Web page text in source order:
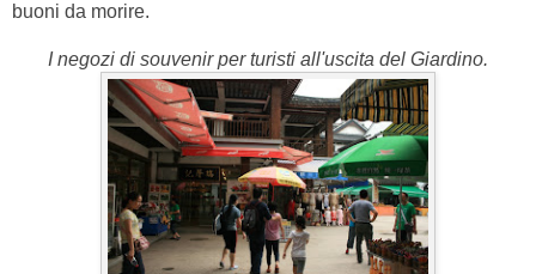
buoni da morire.
I negozi di souvenir per turisti all'uscita del Giardino.